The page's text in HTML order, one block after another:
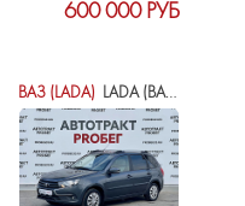
600 000 РУБ
ВАЗ (LADA) LADA (ВАЗ) GRANTA I РЕСТАЙЛИНГ